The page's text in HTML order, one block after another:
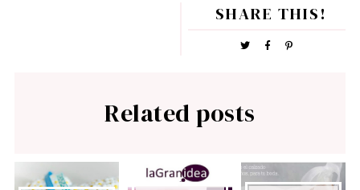
SHARE THIS!
Related posts